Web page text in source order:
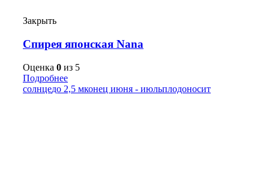
Закрыть
Спирея японская Nana
Оценка 0 из 5
Подробнее
солнцедо 2,5 мконец июня - июльплодоносит